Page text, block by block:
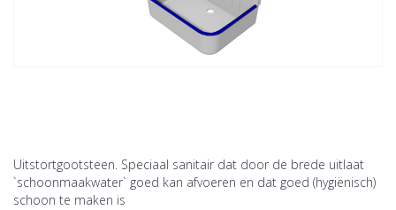
Uitstortgootsteen. Speciaal sanitair dat door de brede uitlaat
`schoonmaakwater` goed kan afvoeren en dat goed (hygiënisch)
schoon te maken is